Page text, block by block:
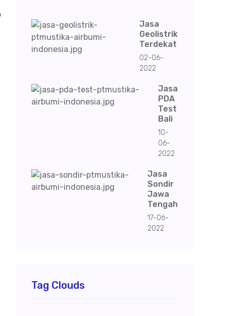
Jasa
Geolistrik
Terdekat
02-06-
2022
Jasa
PDA
Test
Bali
10-
06-
2022
Jasa
Sondir
Jawa
Tengah
17-06-
2022
Tag Clouds